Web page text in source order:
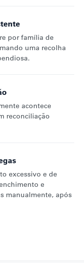
por família de
uma recolha
acontece
reconciliação
excessivo e de
e
manualmente, após